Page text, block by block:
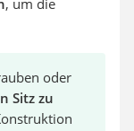
oder
Sitz zu